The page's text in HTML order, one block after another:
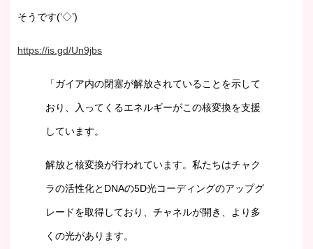
そうです(‘◇’)ゞ
https://is.gd/Un9jbs
「ガイア内の閉塞が解放されていることを示して
おり、入ってくるエネルギーがこの核変換を支援
しています。
解放と核変換が行われています。私たちはチャク
ラの活性化とDNAの5D光コーディングのアップグ
レードを取得しており、チャネルが開き、より多
くの光があります。